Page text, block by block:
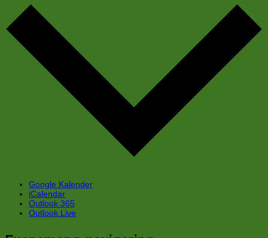
Google Kalender
iCalendar
Outlook 365
Outlook Live